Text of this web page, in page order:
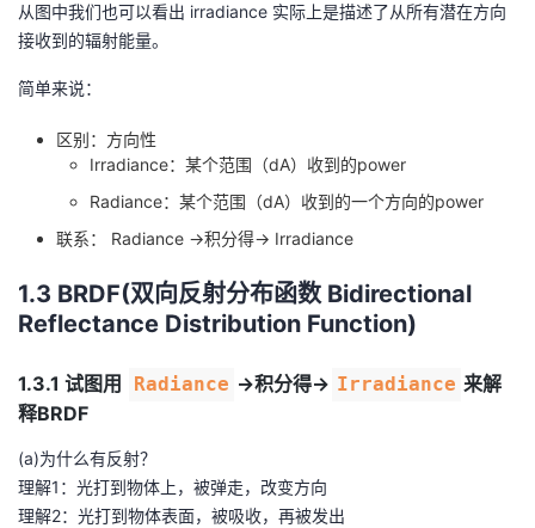
从图中我们也可以看出 irradiance 实际上是描述了从所有潜在方向
接收到的辐射能量。
简单来说：
区别：方向性
Irradiance：某个范围（dA）收到的power
Radiance：某个范围（dA）收到的一个方向的power
联系： Radiance →积分得→ Irradiance
1.3 BRDF(双向反射分布函数 Bidirectional
Reflectance Distribution Function)
1.3.1 试图用 Radiance →积分得→ Irradiance 来解
释BRDF
(a)为什么有反射？
理解1：光打到物体上，被弹走，改变方向
理解2：光打到物体表面，被吸收，再被发出